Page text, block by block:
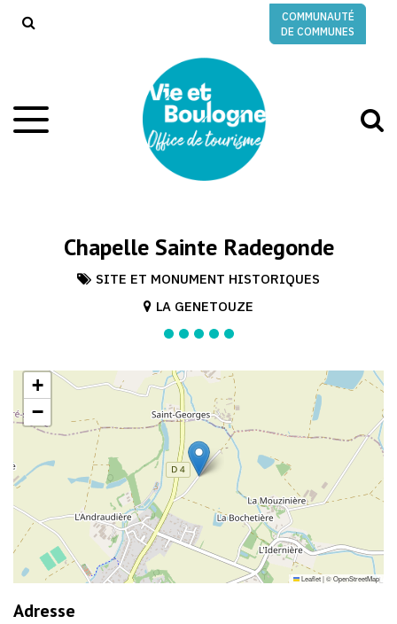
COMMUNAUTÉ
DE COMMUNES
Aller
à
Chapelle Sainte Radegonde
SITE ET MONUMENT HISTORIQUES
LA GENETOUZE
+
−
Leaflet|©OpenStreetMap
Adresse